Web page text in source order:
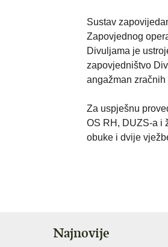
Sustav
Zapovjednog
Divuljama je
zapovjedništvo
angažman zračnih
Za uspješnu
OS RH, DUZS-a i
obuke i dvije
Najnovije